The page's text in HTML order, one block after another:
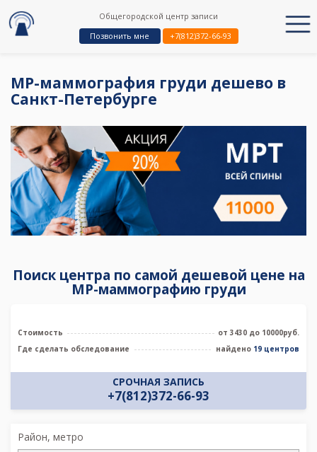
Общегородской центр записи
Позвонить мне
+7(812)372-66-93
МР-маммография груди дешево в
Санкт-Петербурге
Поиск центра по самой дешевой цене на
МР-маммографию груди
Стоимость
от 3430 до 10000руб.
Где сделать обследование
найдено 19 центров
СРОЧНАЯ ЗАПИСЬ
+7(812)372-66-93
Район, метро